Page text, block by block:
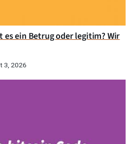
es ein Betrug oder legitim? Wir
3, 2026